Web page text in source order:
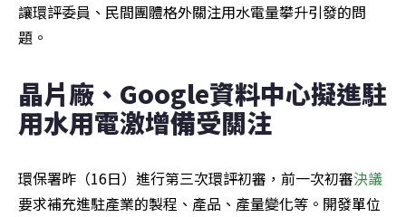
讓環評委員、民間團體格外關注用水電量攀升引發的問
題。
晶片廠、Google資料中心擬進駐
用水用電激增備受關注
環保署昨（16日）進行第三次環評初審，前一次初審決議
要求補充進駐產業的製程、產品、產量變化等。開發單位